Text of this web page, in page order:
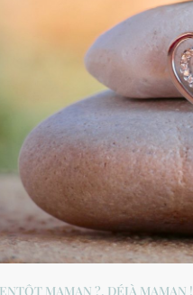
MAMAN ?, DÉJÀ MAMAN !